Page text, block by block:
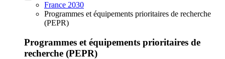
France 2030
Programmes et équipements prioritaires de recherche
(PEPR)
Programmes et équipements prioritaires de
recherche (PEPR)